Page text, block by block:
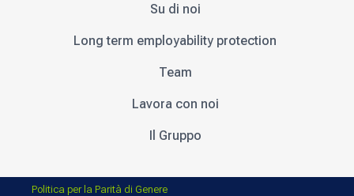
Su di noi
Long term employability protection
Team
Lavora con noi
Il Gruppo
Politica per la Parità di Genere